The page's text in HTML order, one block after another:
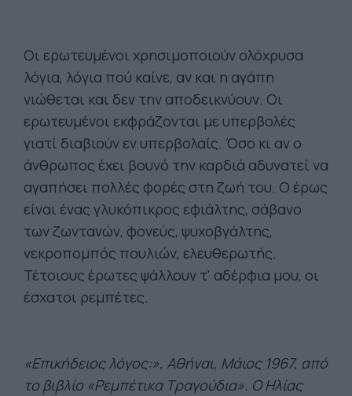
Οι ερωτευμένοι χρησιμοποιούν ολόχρυσα
λόγια, λόγια πού καίνε, αν και η αγάπη
νιώθεται και δεν την αποδεικνύουν. Οι
ερωτευμένοι εκφράζονται με υπερβολές
γιατί διαβιούν εν υπερβολαίς. Όσο κι αν ο
άνθρωπος έχει βουνό την καρδιά αδυνατεί να
αγαπήσει πολλές φορές στη ζωή του. Ο έρως
είναι ένας γλυκόπικρος εφιάλτης, σάβανο
των ζωντανών, φονεύς, ψυχοβγάλτης,
νεκροπομπός πουλιών, ελευθερωτής.
Τέτοιους έρωτες ψάλλουν τ' αδέρφια μου, οι
έσχατοι ρεμπέτες.
«Επικήδειος λόγος:», Αθήναι, Μάιος 1967, από
το βιβλίο «Ρεμπέτικα Τραγούδια». Ο Ηλίας